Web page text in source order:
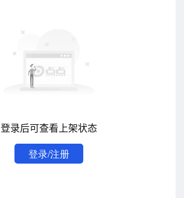
登录后可查看上架状态
登录/注册